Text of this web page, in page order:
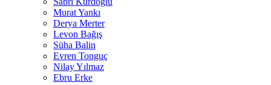
Murat Yankı
Derya Merter
Levon Bağış
Süha Balin
Evren Tonguç
Nilay Yılmaz
Ebru Erke